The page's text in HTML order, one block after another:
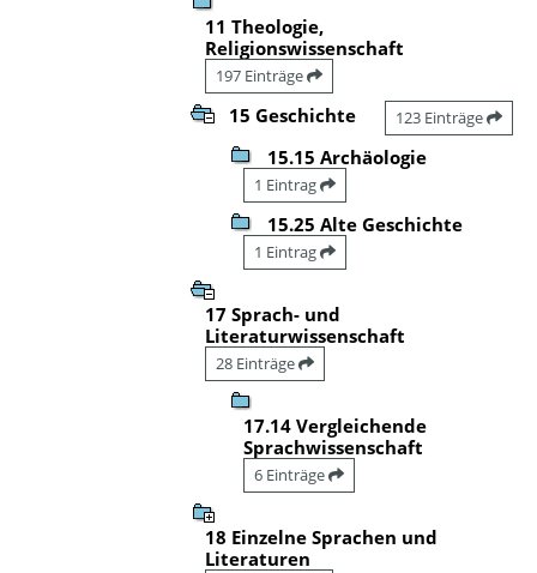
11 Theologie,
Religionswissenschaft
197 Einträge
15 Geschichte 123 Einträge
15.15 Archäologie
1 Eintrag
15.25 Alte Geschichte
1 Eintrag
17 Sprach- und
Literaturwissenschaft
28 Einträge
17.14 Vergleichende
Sprachwissenschaft
6 Einträge
18 Einzelne Sprachen und
Literaturen